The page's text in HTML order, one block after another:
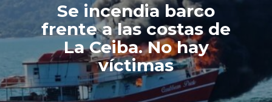
Se incendia barco
frente a las costas de
La Ceiba. No hay
víctimas